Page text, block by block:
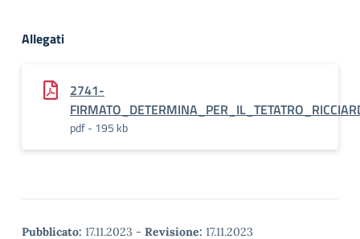
Allegati
2741-
pdf - 195 kb
Pubblicato: 17.11.2023 - Revisione: 17.11.2023